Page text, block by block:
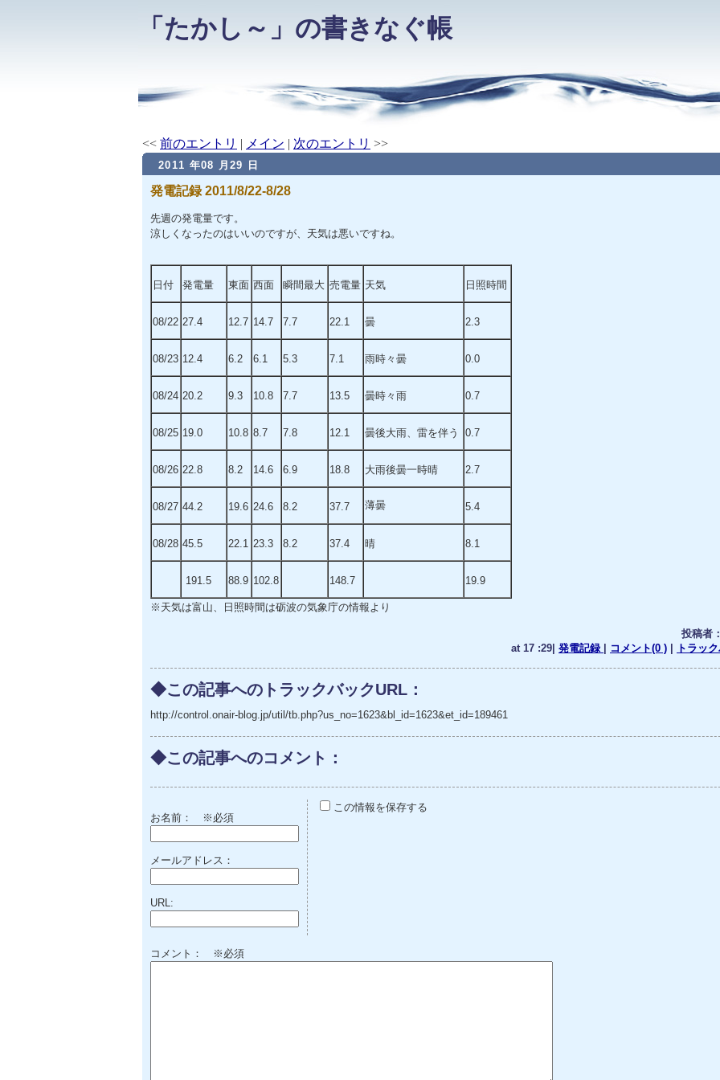
「たかし～」の書きなぐ帳
<< 前のエントリ | メイン | 次のエントリ >>
2011 年08 月29 日
発電記録 2011/8/22-8/28
先週の発電量です。
涼しくなったのはいいのですが、天気は悪いですね。
日付 発電量 東面 西面 瞬間最大 売電量 天気 日照時間
08/22 27.4 12.7 14.7 7.7 22.1 曇 2.3
08/23 12.4 6.2 6.1 5.3 7.1 雨時々曇 0.0
08/24 20.2 9.3 10.8 7.7 13.5 曇時々雨 0.7
08/25 19.0 10.8 8.7 7.8 12.1 曇後大雨、雷を伴う 0.7
08/26 22.8 8.2 14.6 6.9 18.8 大雨後曇一時晴 2.7
08/27 44.2 19.6 24.6 8.2 37.7 薄曇 5.4
08/28 45.5 22.1 23.3 8.2 37.4 晴 8.1
191.5 88.9 102.8 148.7 19.9
※天気は富山、日照時間は砺波の気象庁の情報より
投稿者
at 17 :29| 発電記録 コメント(0 ) トラッ
◆この記事へのトラックバックURL：
http://control.onair-blog.jp/util/tb.php?us_no=1623&bl_id=1623&et_id=189461
◆この記事へのコメント：
お名前： ※必須
メールアドレス：
URL:
この情報を保存する
コメント： ※必須